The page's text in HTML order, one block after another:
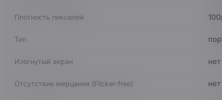
Плотность пикселей
Тип
Изогнутый экран нет
Отсутствие мерцания (Flicker-free) нет